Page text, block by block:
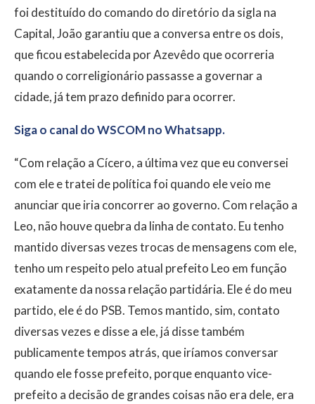
foi destituído do comando do diretório da sigla na
Capital, João garantiu que a conversa entre os dois,
que ficou estabelecida por Azevêdo que ocorreria
quando o correligionário passasse a governar a
cidade, já tem prazo definido para ocorrer.
Siga o canal do WSCOM no Whatsapp.
“Com relação a Cícero, a última vez que eu conversei
com ele e tratei de política foi quando ele veio me
anunciar que iria concorrer ao governo. Com relação a
Leo, não houve quebra da linha de contato. Eu tenho
mantido diversas vezes trocas de mensagens com ele,
tenho um respeito pelo atual prefeito Leo em função
exatamente da nossa relação partidária. Ele é do meu
partido, ele é do PSB. Temos mantido, sim, contato
diversas vezes e disse a ele, já disse também
publicamente tempos atrás, que iríamos conversar
quando ele fosse prefeito, porque enquanto vice-
prefeito a decisão de grandes coisas não era dele, era